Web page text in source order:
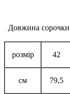
Довжина
розмір 42
см 79,5